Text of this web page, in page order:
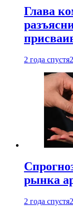
Глава
2 года спустя
рынка
2 года спустя